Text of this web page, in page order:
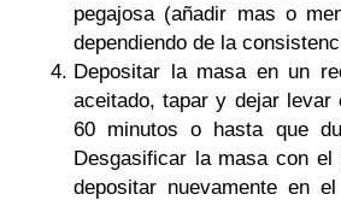
pegajosa (añadir mas o
dependiendo de la
Depositar la masa en un
aceitado, tapar y dejar levar
60 minutos o hasta que
Desgasificar la masa con el
depositar nuevamente en